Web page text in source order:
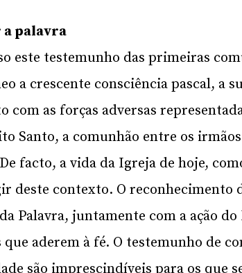
palavra
este testemunho das primeiras
a crescente consciência pascal, a
com as forças adversas
Santo, a comunhão entre os
facto, a vida da Igreja de hoje,
deste contexto. O reconhecimento
Palavra, juntamente com a ação
que aderem à fé. O testemunho de
são imprescindíveis para os que